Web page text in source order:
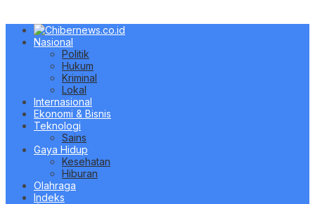
Nasional
Politik
Hukum
Kriminal
Lokal
Internasional
Ekonomi & Bisnis
Teknologi
Sains
Gaya Hidup
Kesehatan
Hiburan
Olahraga
Indeks